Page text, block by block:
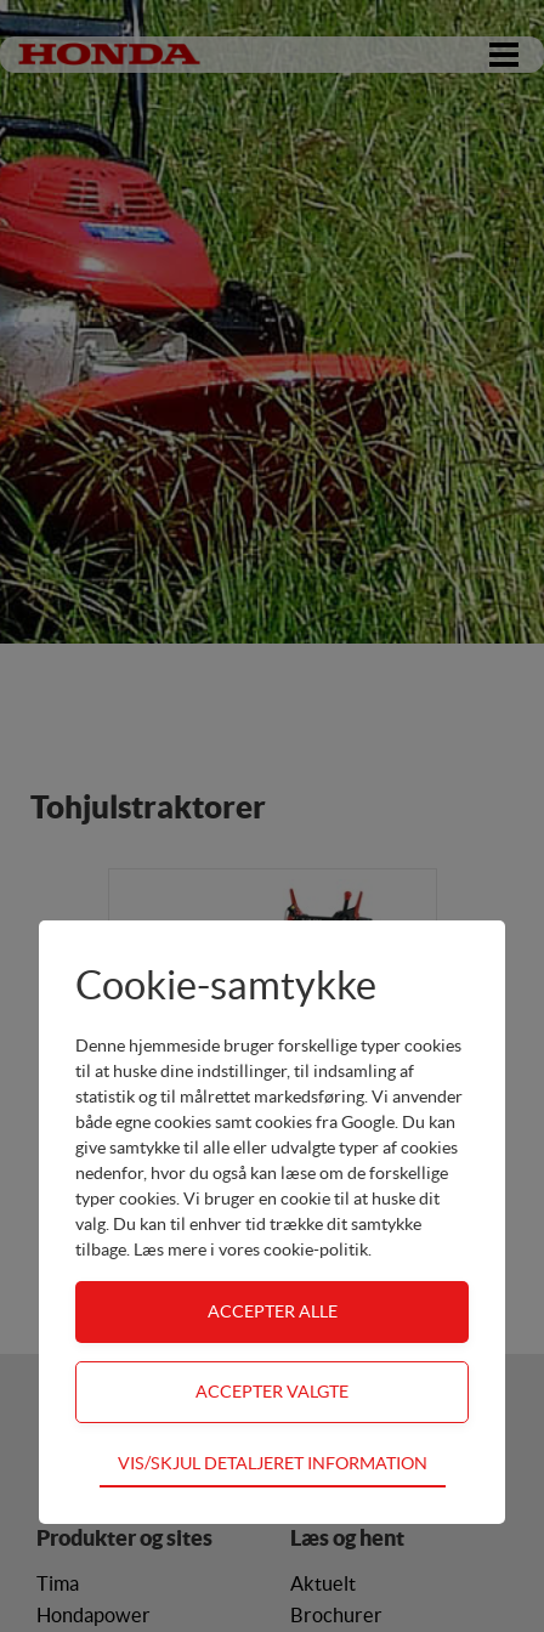
DKK 0,00
Gå til kassen
Tøm kurv
Tohjulstraktorer
Raptor Hydro
Redskabsbærer med hydrostatisk fremdrift
Mere info DKK 23.995,00
Se mere
Produkter og sites
Tima
Hondapower
Læs og hent
Aktuelt
Brochurer
Cookie-samtykke
Denne hjemmeside bruger forskellige typer cookies
til at huske dine indstillinger, til indsamling af
statistik og til målrettet markedsføring. Vi anvender
både egne cookies samt cookies fra Google. Du kan
give samtykke til alle eller udvalgte typer af cookies
nedenfor, hvor du også kan læse om de forskellige
typer cookies. Vi bruger en cookie til at huske dit
valg. Du kan til enhver tid trække dit samtykke
tilbage. Læs mere i vores cookie-politik
Teknisk
Tekniske cookies er nødvendige for hjemmesidens
adgangskontrol samt indkøbskurv og kan derfor ikke
Statistik
VIS/SKJUL DETALJERET INFORMATION